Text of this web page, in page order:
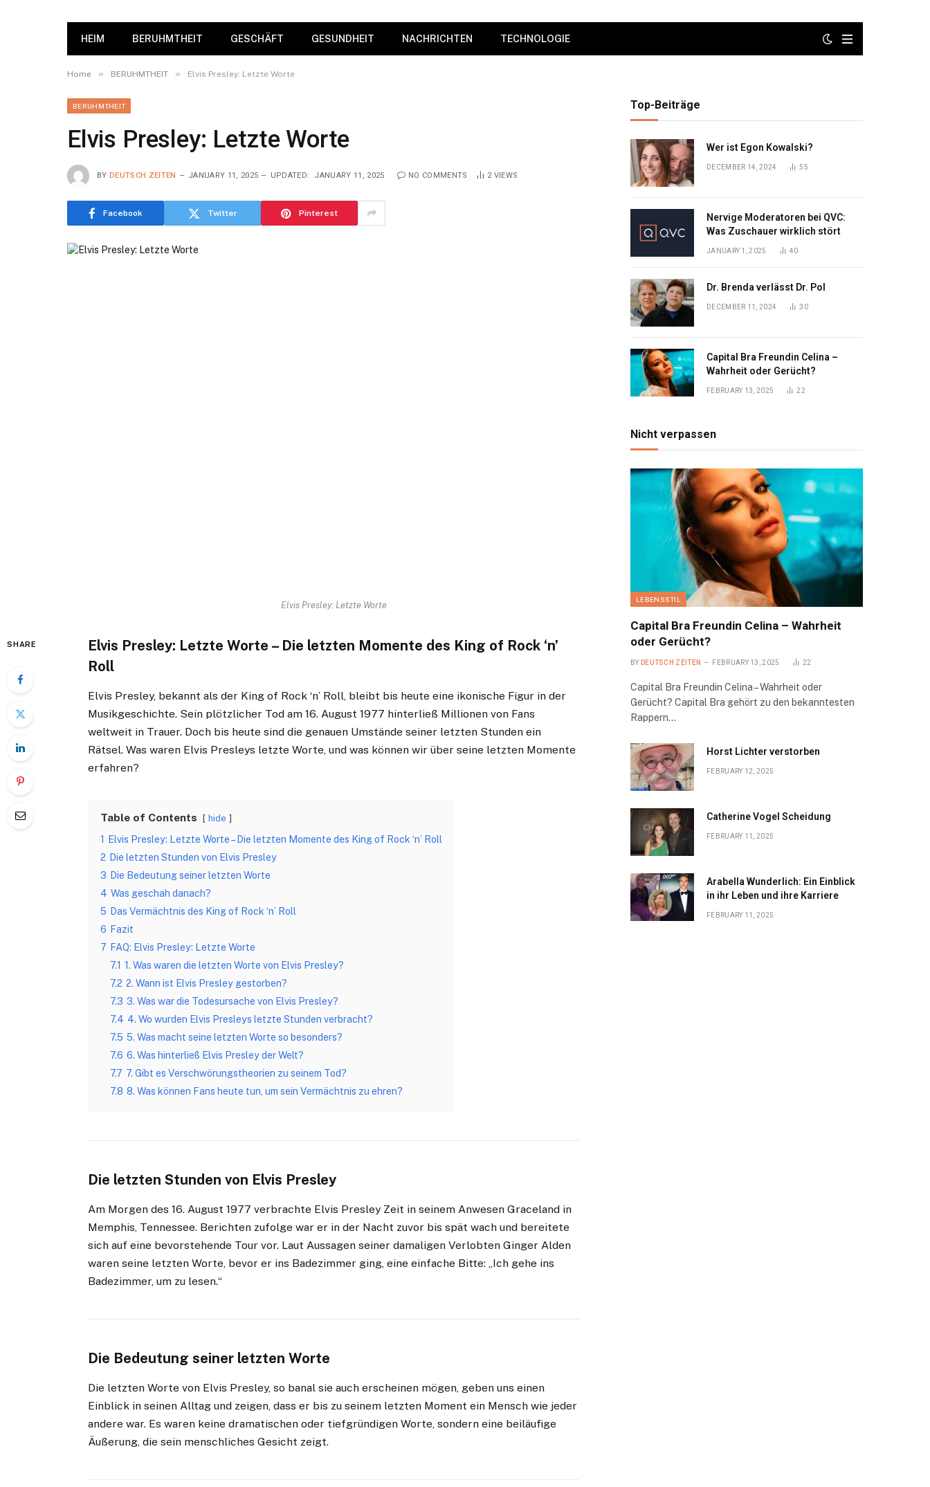
HEIM BERUHMTHEIT GESCHÄFT GESUNDHEIT NACHRICHTEN TECHNOLOGIE
Home » BERUHMTHEIT » Elvis Presley: Letzte Worte
BERUHMTHEIT
Elvis Presley: Letzte Worte
BY DEUTSCH ZEITEN JANUARY 11, 2025 UPDATED: JANUARY 11, 2025 NO COMMENTS 2 VIEWS
Facebook Twitter Pinterest
Elvis Presley: Letzte Worte
SHARE
Elvis Presley: Letzte Worte – Die letzten Momente des King of Rock ‘n’
Roll
Elvis Presley, bekannt als der King of Rock ‘n’ Roll, bleibt bis heute eine ikonische Figur in der
Musikgeschichte. Sein plötzlicher Tod am 16. August 1977 hinterließ Millionen von Fans
weltweit in Trauer. Doch bis heute sind die genauen Umstände seiner letzten Stunden ein
Rätsel. Was waren Elvis Presleys letzte Worte, und was können wir über seine letzten Momente
erfahren?
Table of Contents hide
1
Elvis Presley: Letzte Worte – Die letzten Momente des King of Rock ‘n’ Roll
2 Die letzten Stunden von Elvis Presley
3 Die Bedeutung seiner letzten Worte
4 Was geschah danach?
5 Das Vermächtnis des King of Rock ‘n’ Roll
6 Fazit
7 FAQ: Elvis Presley: Letzte Worte
7.1 1. Was waren die letzten Worte von Elvis Presley?
7.2 2. Wann ist Elvis Presley gestorben?
7.3 3. Was war die Todesursache von Elvis Presley?
7.4 4. Wo wurden Elvis Presleys letzte Stunden verbracht?
7.5 5. Was macht seine letzten Worte so besonders?
7.6 6. Was hinterließ Elvis Presley der Welt?
7.7 7. Gibt es Verschwörungstheorien zu seinem Tod?
7.8 8. Was können Fans heute tun, um sein Vermächtnis zu ehren?
Die letzten Stunden von Elvis Presley
Am Morgen des 16. August 1977 verbrachte Elvis Presley Zeit in seinem Anwesen Graceland in
Memphis, Tennessee. Berichten zufolge war er in der Nacht zuvor bis spät wach und bereitete
sich auf eine bevorstehende Tour vor. Laut Aussagen seiner damaligen Verlobten Ginger Alden
waren seine letzten Worte, bevor er ins Badezimmer ging, eine einfache Bitte: „Ich gehe ins
Badezimmer, um zu lesen.“
Die Bedeutung seiner letzten Worte
Die letzten Worte von Elvis Presley, so banal sie auch erscheinen mögen, geben uns einen
Einblick in seinen Alltag und zeigen, dass er bis zu seinem letzten Moment ein Mensch wie jeder
andere war. Es waren keine dramatischen oder tiefgründigen Worte, sondern eine beiläufige
Äußerung, die sein menschliches Gesicht zeigt.
Top-Beiträge
Wer ist Egon Kowalski?
DECEMBER 14, 2024 55
Nervige Moderatoren bei QVC:
Was Zuschauer wirklich stört
JANUARY 1, 2025 40
Dr. Brenda verlässt Dr. Pol
DECEMBER 11, 2024 30
Capital Bra Freundin Celina –
Wahrheit oder Gerücht?
FEBRUARY 13, 2025 22
Nicht verpassen
LEBENSSTIL
Capital Bra Freundin Celina – Wahrheit
oder Gerücht?
BY DEUTSCH ZEITEN FEBRUARY 13, 2025 22
Capital Bra Freundin Celina – Wahrheit oder
Gerücht? Capital Bra gehört zu den bekanntesten
Rappern…
Horst Lichter verstorben
FEBRUARY 12, 2025
Catherine Vogel Scheidung
FEBRUARY 11, 2025
Arabella Wunderlich: Ein Einblick
in ihr Leben und ihre Karriere
FEBRUARY 11, 2025